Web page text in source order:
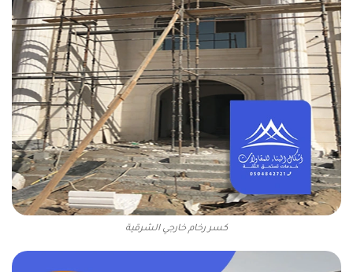
كسر رخام خارجي الشرقية